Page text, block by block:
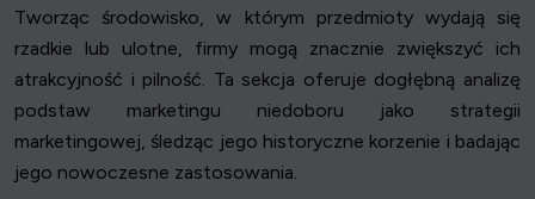
Tworząc środowisko, w którym przedmioty wydają się
rzadkie lub ulotne, firmy mogą znacznie zwiększyć ich
atrakcyjność i pilność. Ta sekcja oferuje dogłębną analizę
podstaw marketingu niedoboru jako strategii
marketingowej, śledząc jego historyczne korzenie i badając
jego nowoczesne zastosowania.